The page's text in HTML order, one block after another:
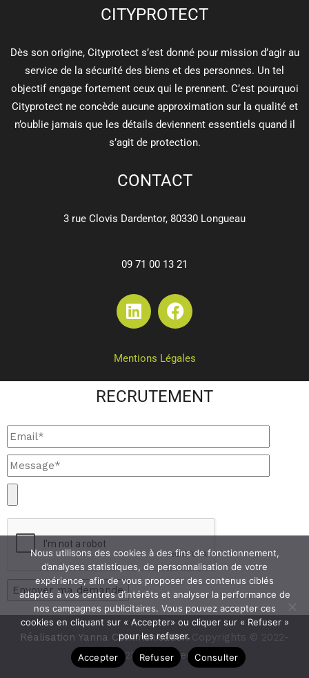
CITYPROTECT
Dès son origine, Cityprotect s’est donné pour mission d’agir au
service de la sécurité des biens et des personnes. Un tel
objectif engage fortement ceux qui le prennent. C’est pourquoi
Cityprotect ne concède aucune approximation sur la qualité et
n’oublie jamais que les détails deviennent essentiels quand il
s’agit de protection.
CONTACT
3 rue Clovis Dardentor, 80330 Longueau
09 71 00 13 21
Mentions Légales
RECRUTEMENT
Réalisation Yanna CommunicationCopyrights © 2022-
2023 Cityprotect
Nous utilisons des cookies à des fins de fonctionnement,
d’analyses statistiques, de personnalisation de votre
expérience, afin de vous proposer des contenus ciblés
adaptés à vos centres d’intérêts et analyser la performance de
nos campagnes publicitaires. Vous pouvez accepter ces
cookies en cliquant sur « Accepter» ou cliquer sur « Refuser »
pour les refuser.
Accepter
Refuser Consulter